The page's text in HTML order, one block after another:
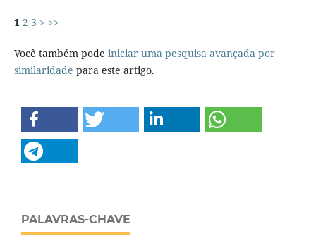
1 2 3 > >>
Você também pode iniciar uma pesquisa avançada por
similaridade para este artigo.
PALAVRAS-CHAVE